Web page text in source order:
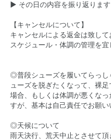
▶︎ その日の内容を振り返ります
【キャンセルについて】
キャンセルによる返金は致して
スケジュール・体調の管理を宜
◎普段シューズを履いてらっし
ューズを脱ぎたくなって、裸
場合、もしくは体調が悪くな
すが、基本は自己責任でお願い
◎天候について
雨天決行、荒天中止とさせて頂